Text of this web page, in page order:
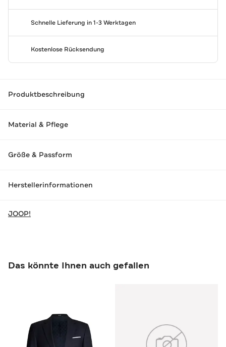
Schnelle Lieferung in 1-3 Werktagen
Kostenlose Rücksendung
Produktbeschreibung
Material & Pflege
Größe & Passform
Herstellerinformationen
JOOP!
Das könnte Ihnen auch gefallen